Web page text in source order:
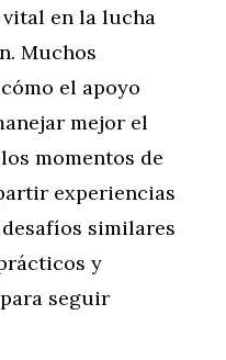
vital en la lucha
Muchos
el apoyo
mejor el
momentos de
experiencias
similares
y
seguir